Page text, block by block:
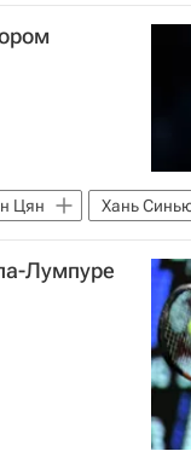
Цян
Хань
Лумпуре